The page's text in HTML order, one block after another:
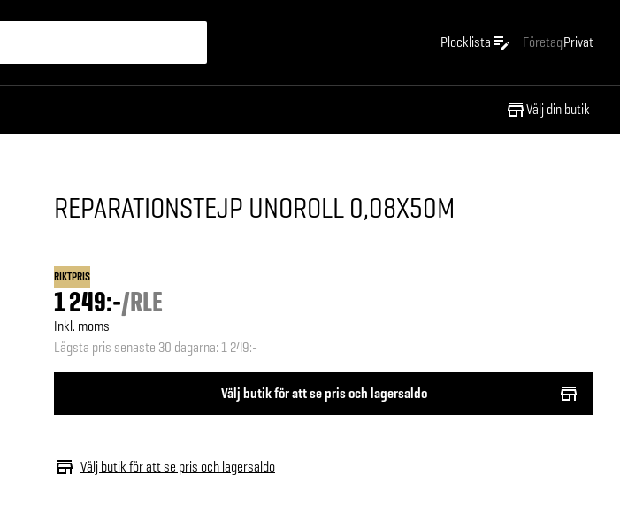
Plocklista FöretagPrivat
Välj din butik
REPARATIONSTEJP UNOROLL 0,08X50M
RIKTPRIS
1 249:-/RLE
Inkl. moms
Lägsta pris senaste 30 dagarna: 1 249:-
Välj butik för att se pris och lagersaldo
Välj butik för att se pris och lagersaldo